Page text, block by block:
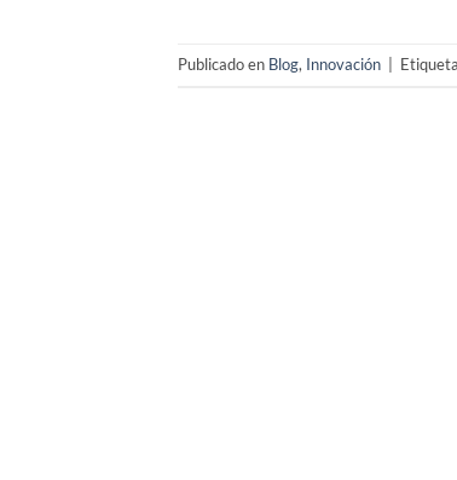
Publicado en Blog, Innovación